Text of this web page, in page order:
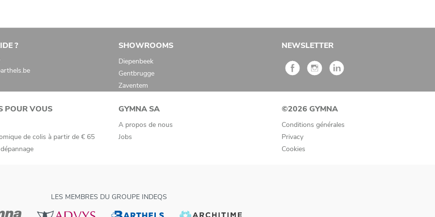
Dans la mesure où vous pouvez mesurer
compréhension du fonctionnement
trouvent donc améliorées. Lelogiciel PC Myo
lquide et des habitudes urinaires,
phas du feedback, …).
? SHOWROOMS
Diepenbeek
Gentbrugge
Zaventem
NEWSLETTER
POUR VOUS
de colis à partir de € 65
GYMNA SA
A propos de nous
Jobs
©2026 GYMNA
Conditions générales
Privacy
Cookies
LES MEMBRES DU GROUPE INDEQS